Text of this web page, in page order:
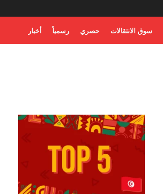
سوق الانتقالات حصري رسمياً أخبار